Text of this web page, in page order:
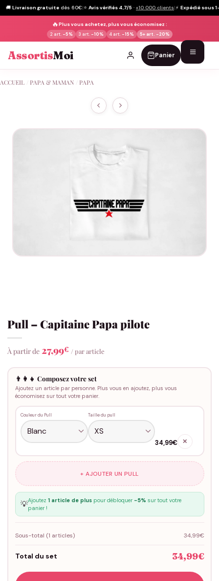
🚚 Livraison gratuite dès 60€|⭐ Avis vérifiés 4,7/5 · +10 000 clients|⚡ Expédié sous
🔥Plus vous achetez, plus vous économisez :
2 art. -5% 3 art. -10% 4 art. -15% 5+ art. -20%
AssortisMoi Panier
au
ACCUEIL PAPA & MAMAN PAPA
Pull – Capitaine Papa pilote
À partir de 27,99€ / par article
👨‍👩‍👧 Composez votre set
Ajoutez un article par personne. Plus vous en ajoutez, plus vous
économisez sur tout votre panier.
Couleur du Pull Taille du pull
34,99€ ✕
+ AJOUTER UN PULL
💡Ajoutez 1 article de pluspour débloquer -5% sur tout votre
panier !
Sous-total (1 articles) 34,99€
Total du set 34,99€